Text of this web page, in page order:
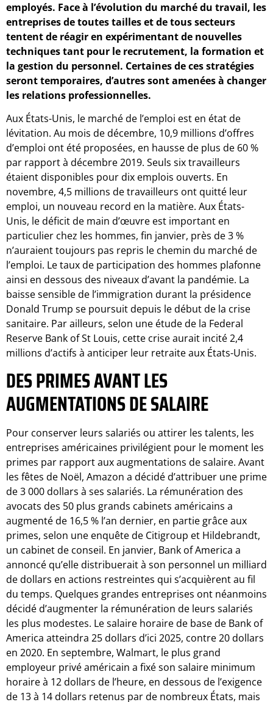
employés. Face à l’évolution du marché du travail, les
entreprises de toutes tailles et de tous secteurs
tentent de réagir en expérimentant de nouvelles
techniques tant pour le recrutement, la formation et
la gestion du personnel. Certaines de ces stratégies
seront temporaires, d’autres sont amenées à changer
les relations professionnelles.
Aux États-Unis, le marché de l’emploi est en état de
lévitation. Au mois de décembre, 10,9 millions d’offres
d’emploi ont été proposées, en hausse de plus de 60 %
par rapport à décembre 2019. Seuls six travailleurs
étaient disponibles pour dix emplois ouverts. En
novembre, 4,5 millions de travailleurs ont quitté leur
emploi, un nouveau record en la matière. Aux États-
Unis, le déficit de main d’œuvre est important en
particulier chez les hommes, fin janvier, près de 3 %
n’auraient toujours pas repris le chemin du marché de
l’emploi. Le taux de participation des hommes plafonne
ainsi en dessous des niveaux d’avant la pandémie. La
baisse sensible de l’immigration durant la présidence
Donald Trump se poursuit depuis le début de la crise
sanitaire. Par ailleurs, selon une étude de la Federal
Reserve Bank of St Louis, cette crise aurait incité 2,4
millions d’actifs à anticiper leur retraite aux États-Unis.
DES PRIMES AVANT LES
AUGMENTATIONS DE SALAIRE
Pour conserver leurs salariés ou attirer les talents, les
entreprises américaines privilégient pour le moment les
primes par rapport aux augmentations de salaire. Avant
les fêtes de Noël, Amazon a décidé d’attribuer une prime
de 3 000 dollars à ses salariés. La rémunération des
avocats des 50 plus grands cabinets américains a
augmenté de 16,5 % l’an dernier, en partie grâce aux
primes, selon une enquête de Citigroup et Hildebrandt,
un cabinet de conseil. En janvier, Bank of America a
annoncé qu’elle distribuerait à son personnel un milliard
de dollars en actions restreintes qui s’acquièrent au fil
du temps. Quelques grandes entreprises ont néanmoins
décidé d’augmenter la rémunération de leurs salariés
les plus modestes. Le salaire horaire de base de Bank of
America atteindra 25 dollars d’ici 2025, contre 20 dollars
en 2020. En septembre, Walmart, le plus grand
employeur privé américain a fixé son salaire minimum
horaire à 12 dollars de l’heure, en dessous de l’exigence
de 13 à 14 dollars retenus par de nombreux États, mais